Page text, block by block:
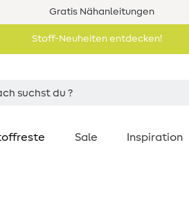
Gratis Nähanleitungen
Stoff-Neuheiten entdecken!
Sale Inspiration